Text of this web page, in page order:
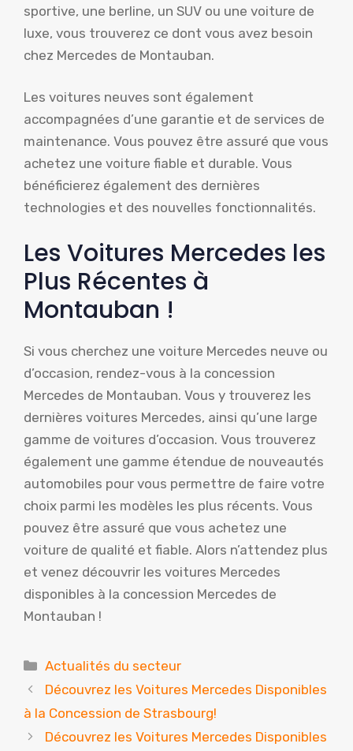
sportive, une berline, un SUV ou une voiture de
luxe, vous trouverez ce dont vous avez besoin
chez Mercedes de Montauban.
Les voitures neuves sont également
accompagnées d’une garantie et de services de
maintenance. Vous pouvez être assuré que vous
achetez une voiture fiable et durable. Vous
bénéficierez également des dernières
technologies et des nouvelles fonctionnalités.
Les Voitures Mercedes les
Plus Récentes à
Montauban !
Si vous cherchez une voiture Mercedes neuve ou
d’occasion, rendez-vous à la concession
Mercedes de Montauban. Vous y trouverez les
dernières voitures Mercedes, ainsi qu’une large
gamme de voitures d’occasion. Vous trouverez
également une gamme étendue de nouveautés
automobiles pour vous permettre de faire votre
choix parmi les modèles les plus récents. Vous
pouvez être assuré que vous achetez une
voiture de qualité et fiable. Alors n’attendez plus
et venez découvrir les voitures Mercedes
disponibles à la concession Mercedes de
Montauban !
Catégories
Actualités du secteur
Découvrez les Voitures Mercedes Disponibles
à la Concession de Strasbourg!
Découvrez les Voitures Mercedes Disponibles